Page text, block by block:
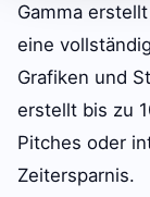
Gamma
eine
Grafiken und
erstellt bis zu
Pitches oder
Zeitersparnis.